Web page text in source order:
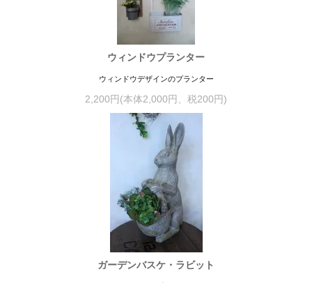
ウィンドウプランター
ウィンドウデザインのプランター
2,200円(本体2,000円、税200円)
ガーデンバスケ・ラビット